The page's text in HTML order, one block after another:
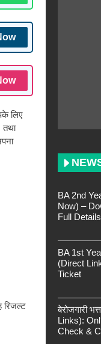
लिए
रिजल्ट
BA 2nd
Now) –
Full Details
BA 1st
(Direct
Ticket
बेरोजगारी
Links):
Check &